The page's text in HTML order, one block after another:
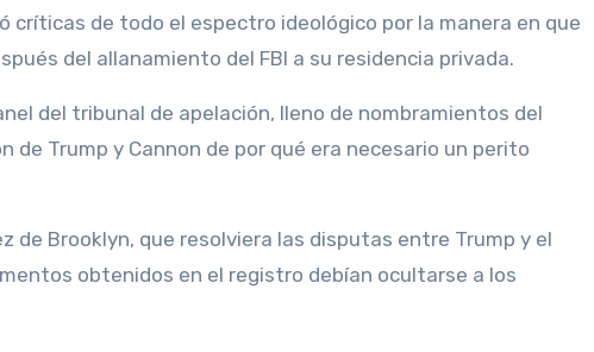
de todo el espectro ideológico por la manera en que
del allanamiento del FBI a su residencia privada.
del tribunal de apelación, lleno de nombramientos del
Trump y Cannon de por qué era necesario un perito
de Brooklyn, que resolviera las disputas entre Trump y el
obtenidos en el registro debían ocultarse a los